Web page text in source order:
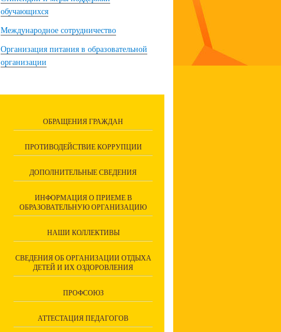
обучающихся
Международное сотрудничество
Организация питания в образовательной
организации
ОБРАЩЕНИЯ ГРАЖДАН
ПРОТИВОДЕЙСТВИЕ КОРРУПЦИИ
ДОПОЛНИТЕЛЬНЫЕ СВЕДЕНИЯ
ИНФОРМАЦИЯ О ПРИЕМЕ В
ОБРАЗОВАТЕЛЬНУЮ ОРГАНИЗАЦИЮ
НАШИ КОЛЛЕКТИВЫ
СВЕДЕНИЯ ОБ ОРГАНИЗАЦИИ ОТДЫХА
ДЕТЕЙ И ИХ ОЗДОРОВЛЕНИЯ
ПРОФСОЮЗ
АТТЕСТАЦИЯ ПЕДАГОГОВ